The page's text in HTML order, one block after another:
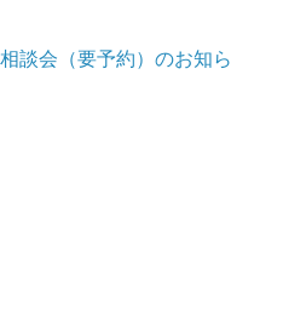
談会（要予約）のお知ら